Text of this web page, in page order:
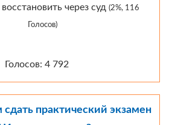
через суд (2%, 116
Голосов)
Голосов: 4 792
практический экзамен